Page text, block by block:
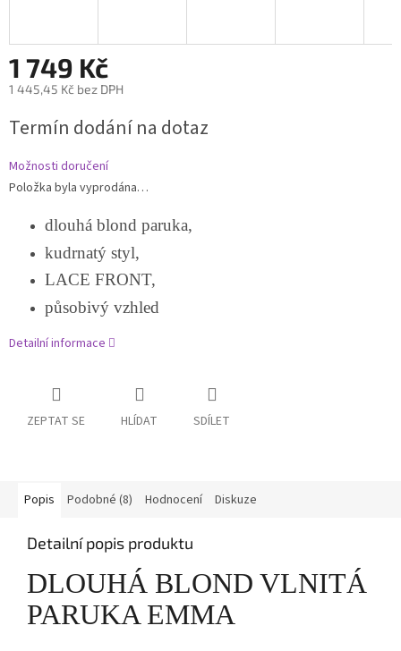
1 749 Kč
1 445,45 Kč bez DPH
cena:
Termín dodání na dotaz
Možnosti doručení
Položka byla vyprodána…
dlouhá blond paruka,
kudrnatý styl,
LACE FRONT,
působivý vzhled
Detailní informace
ZEPTAT SE HLÍDAT SDÍLET
Popis Podobné (8) Hodnocení Diskuze
Detailní popis produktu
DLOUHÁ BLOND VLNITÁ
PARUKA EMMA